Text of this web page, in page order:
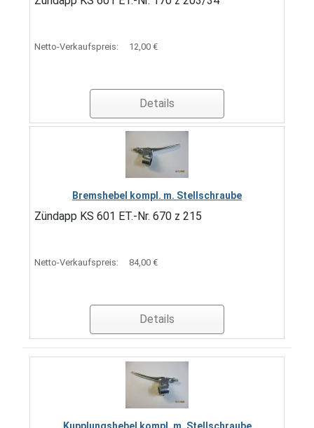
Netto-Verkaufspreis: 12,00 €
Details
Bremshebel kompl. m. Stellschraube
Zündapp KS 601 ET.-Nr. 670 z 215
Netto-Verkaufspreis: 84,00 €
Details